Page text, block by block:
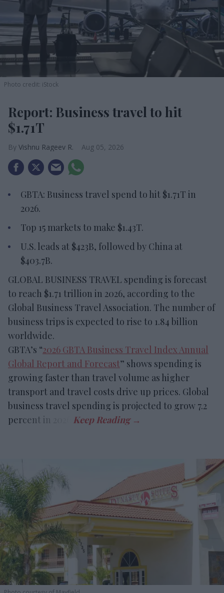
Photo credit: iStock
Report: Business travel to hit
$1.71T
Vishnu Rageev R. Aug 05, 2026
GBTA: Business travel spend to hit $1.71T in
2026.
Top 15 markets to make $1.43T.
U.S. leads at $423B, followed by China at
$403.7B.
GLOBAL BUSINESS TRAVEL spending is forecast
to reach $1.71 trillion in 2026, according to the
Global Business Travel Association. The number of
business trips is expected to rise to 1.84 billion
worldwide.
GBTA’s “2026 GBTA Business Travel Index Annual
Global Report and Forecast” shows spending is
growing faster than travel volume as higher
transport and travel costs drive up prices. Global
business travel spending is projected to grow 7.2
percent in 2026.